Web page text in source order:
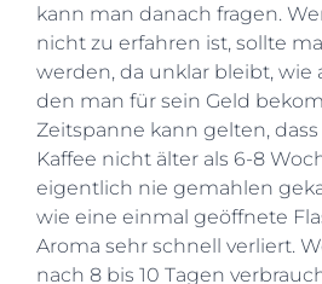
kann man danach fragen.
nicht zu erfahren ist, sollte
werden, da unklar bleibt, wie
den man für sein Geld
Zeitspanne kann gelten,
Kaffee nicht älter als 6-8
eigentlich nie gemahlen
wie eine einmal geöffnete
Aroma sehr schnell verliert.
nach 8 bis 10 Tagen